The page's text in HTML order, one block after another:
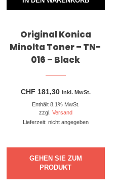
Original Konica
Minolta Toner – TN-
016 – Black
CHF 181,30 inkl. MwSt.
Enthält 8,1% MwSt.
zzgl. Versand
Lieferzeit: nicht angegeben
GEHEN SIE ZUM
PRODUKT